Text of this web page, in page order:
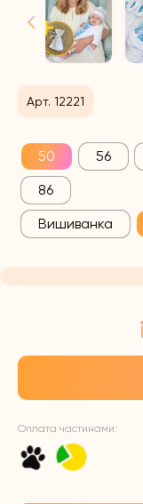
Арт. 12221
50 56
86
Вишиванка
Оплата частинами: